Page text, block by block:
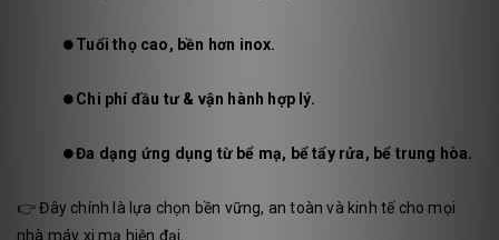
⏺️Tuổi thọ cao, bền hơn inox.
⏺️Chi phí đầu tư & vận hành hợp lý.
⏺️Đa dạng ứng dụng từ bể mạ, bể tẩy rửa, bể trung hòa.
👉 Đây chính là lựa chọn bền vững, an toàn và kinh tế cho mọi
nhà máy xi mạ hiện đại.